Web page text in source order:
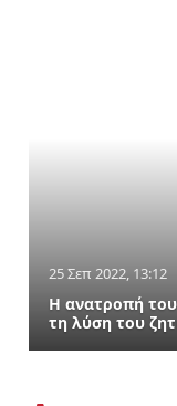
25 Σεπ 2022, 13:12
Η ανατροπή
τη λύση του